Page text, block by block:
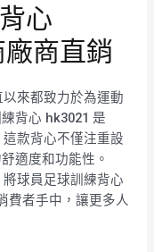
心
商直銷
來都致力於為運動
背心 hk3021 是
款背心不僅注重設
適度和功能性。
球員足球訓練背心
費者手中，讓更多人